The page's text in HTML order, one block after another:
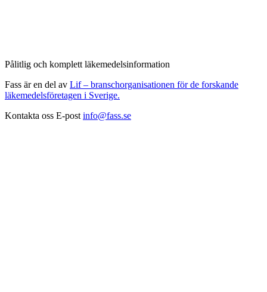
Pålitlig och komplett läkemedelsinformation
Fass är en del av Lif – branschorganisationen för de forskande
läkemedelsföretagen i Sverige.
Kontakta oss E-post info@fass.se